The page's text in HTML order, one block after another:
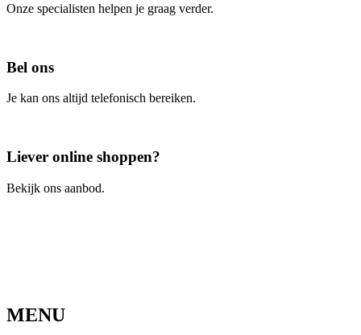
Onze specialisten helpen je graag verder.
Bel ons
Je kan ons altijd telefonisch bereiken.
Liever online shoppen?
Bekijk ons aanbod.
MENU